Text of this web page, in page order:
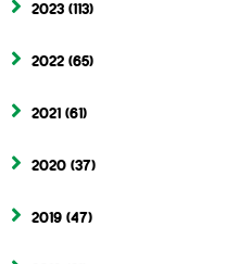
2023 (113)
2022 (65)
2021 (61)
2020 (37)
2019 (47)